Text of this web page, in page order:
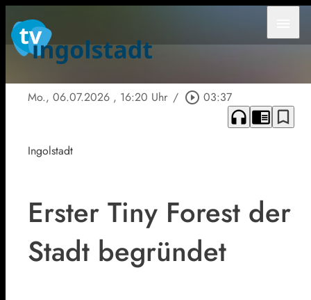
Mo., 06.07.2026 , 16:20 Uhr / play_circle_outline 03:37
headphones chrome_reader_mode bookmark_border
Ingolstadt
Erster Tiny Forest der
Stadt begründet